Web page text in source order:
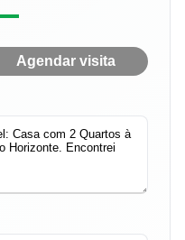
Agendar visita